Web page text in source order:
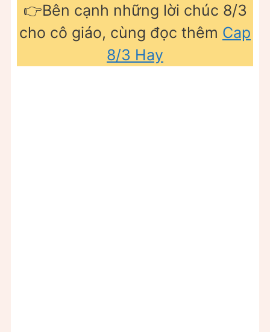
👉Bên cạnh những lời chúc 8/3
cho cô giáo, cùng đọc thêm Cap
8/3 Hay